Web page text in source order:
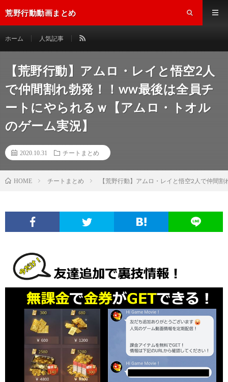
荒野行動動画まとめ
ホーム 人気記事
【荒野行動】アムロ・レイと悟空2人
で仲間割れ勃発！！ww最後は全員チ
ートにやられるｗ【アムロ・トオル
のゲーム実況】
2020.10.31 チートまとめ
HOME チートまとめ 【荒野行動】アムロ・レイと悟空2人で仲間